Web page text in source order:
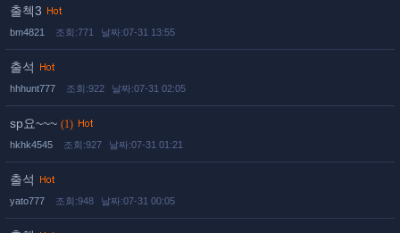
출첵3
bm4821 조회:771 날짜:07-31 13:55
출석
hhhunt777 조회:922 날짜:07-31 02:05
sp요~~~ (1)
hkhk4545 조회:927 날짜:07-31 01:21
출석
yato777 조회:948 날짜:07-31 00:05